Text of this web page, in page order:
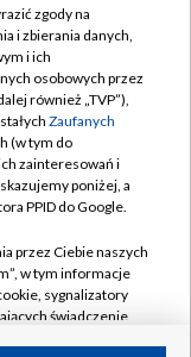
zgody na
i zbierania danych,
i ich
osobowych przez
również „TVP”),
Zaufanych
(w tym do
zainteresowań i
poniżej, a
PPID do Google.
przez Ciebie naszych
w tym informacje
sygnalizatory
świadczenie